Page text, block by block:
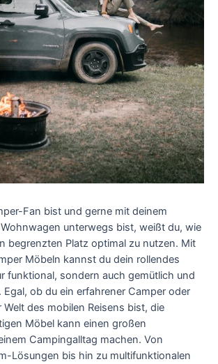
Fan bist und gerne mit deinem
unterwegs bist, weißt du, wie
begrenzten Platz optimal zu nutzen. Mit
Möbeln kannst du dein rollendes
funktional, sondern auch gemütlich und
ob du ein erfahrener Camper oder
Welt des mobilen Reisens bist, die
Möbel kann einen großen
Campingalltag machen. Von
Lösungen bis hin zu multifunktionalen